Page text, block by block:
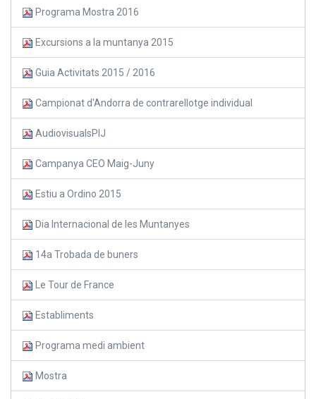
Programa Mostra 2016
Excursions a la muntanya 2015
Guia Activitats 2015 / 2016
Campionat d'Andorra de contrarellotge individual
AudiovisualsPIJ
Campanya CEO Maig-Juny
Estiu a Ordino 2015
Dia Internacional de les Muntanyes
14a Trobada de buners
Le Tour de France
Establiments
Programa medi ambient
Mostra